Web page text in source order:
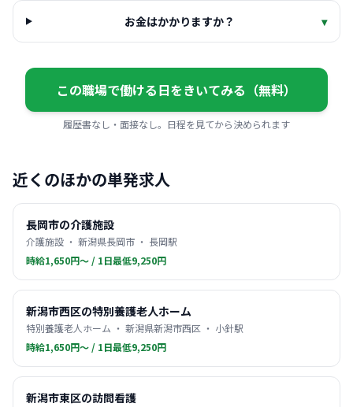
お金はかかりますか？ ▾
この職場で働ける日をきいてみる（無料）
履歴書なし・面接なし。日程を見てから決められます
近くのほかの単発求人
長岡市の介護施設
介護施設 ・ 新潟県長岡市 ・ 長岡駅
時給1,650円〜 / 1日最低9,250円
新潟市西区の特別養護老人ホーム
特別養護老人ホーム ・ 新潟県新潟市西区 ・ 小針駅
時給1,650円〜 / 1日最低9,250円
新潟市東区の訪問看護